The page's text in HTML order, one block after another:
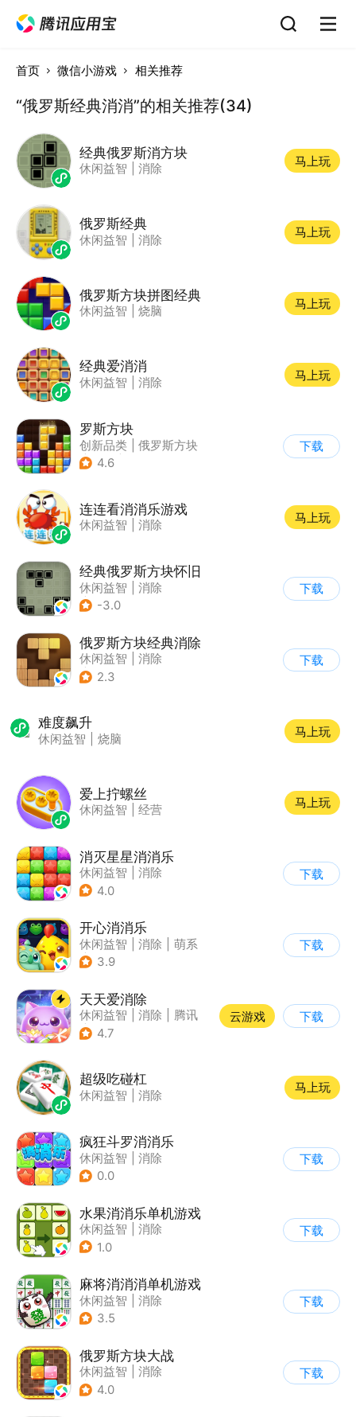
首页 微信小游戏 相关推荐
“俄罗斯经典消消”的相关推荐(34)
经典俄罗斯消方块
休闲益智 消除
马上玩
俄罗斯经典
休闲益智 消除
马上玩
俄罗斯方块拼图经典
休闲益智 烧脑
马上玩
经典爱消消
休闲益智 消除
马上玩
罗斯方块
创新品类
俄罗斯方块
| 脑洞
4.6
下载
连连看消消乐游戏
休闲益智 消除
马上玩
经典俄罗斯方块怀旧
休闲益智
消除
| 俄罗斯方块
-3.0
下载
俄罗斯方块经典消除
休闲益智
消除
| 俄罗斯方块
2.3
下载
难度飙升
休闲益智 烧脑
马上玩
爱上拧螺丝
休闲益智 经营
马上玩
消灭星星消消乐
休闲益智
消除
4.0
下载
开心消消乐
休闲益智 消除
萌系
| 乐元素
3.9
下载
天天爱消除
休闲益智 消除
腾讯
| 单机
4.7
云游戏 下载
超级吃碰杠
休闲益智 消除
马上玩
疯狂斗罗消消乐
休闲益智
消除
0.0
下载
水果消消乐单机游戏
休闲益智
消除
1.0
下载
麻将消消消单机游戏
休闲益智
消除
3.5
下载
俄罗斯方块大战
休闲益智
消除
| 俄罗斯方块
4.0
下载